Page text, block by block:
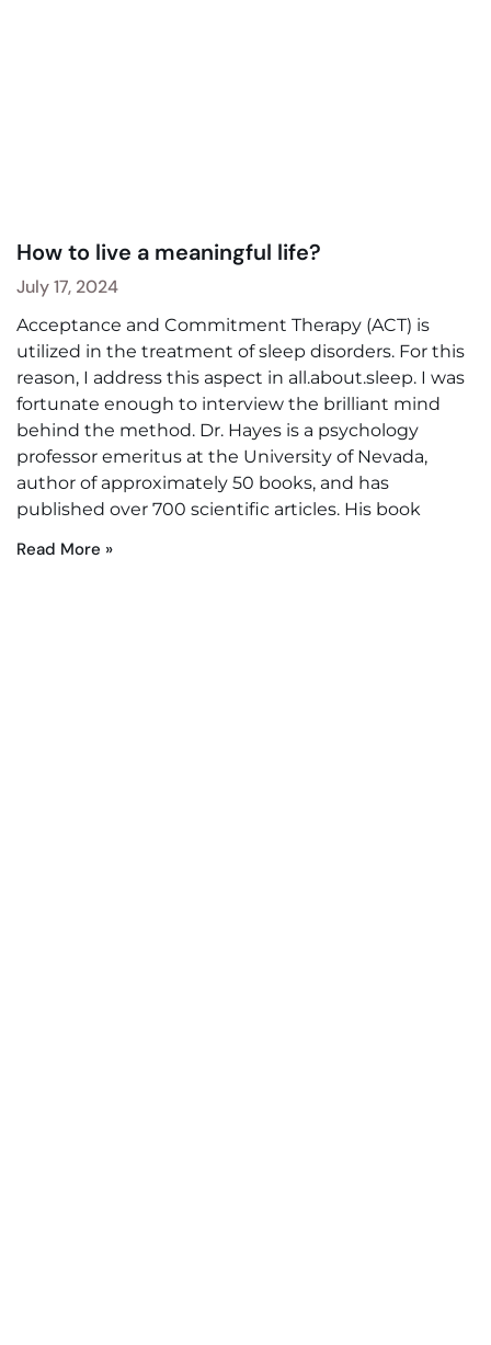
How to live a meaningful life?
July 17, 2024
Acceptance and Commitment Therapy (ACT) is
utilized in the treatment of sleep disorders. For this
reason, I address this aspect in all.about.sleep. I was
fortunate enough to interview the brilliant mind
behind the method. Dr. Hayes is a psychology
professor emeritus at the University of Nevada,
author of approximately 50 books, and has
published over 700 scientific articles. His book
Read More »